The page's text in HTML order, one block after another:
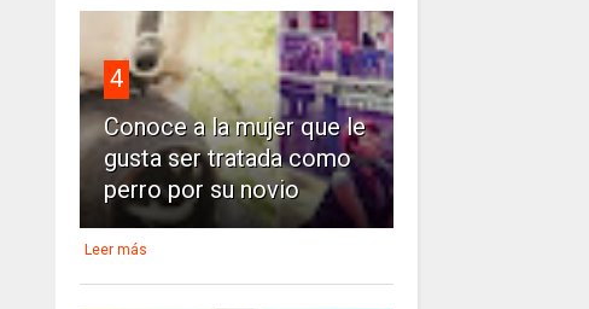
4
Conoce a la mujer que le
gusta ser tratada como
perro por su novio
Leer más